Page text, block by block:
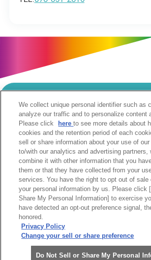
当サイトのご利用にあたって
個人情報の取扱いについて
Cookie設定に
ソーシャルメディア利用規約
ウェブアクセシビリティへの取組み
関係
サイトマップ
お問合せ
阪急阪神ホールディ
We collect unique personal identifier such as
analyze our traffic and to personalize content
Please click
hereto see more details about
cookies and the retention period of each
sell or share information about your use of
to/with our analytics and advertising partners,
combine it with other information that you
them or that they have collected from your
services. You have the right to opt out of sale
your personal information by us. Please click
Share My Personal Information] to exercise
have detected an opt-out preference signal,
honored.
Privacy Policy
Change your sell or share preference
Do Not Sell or Share My Personal